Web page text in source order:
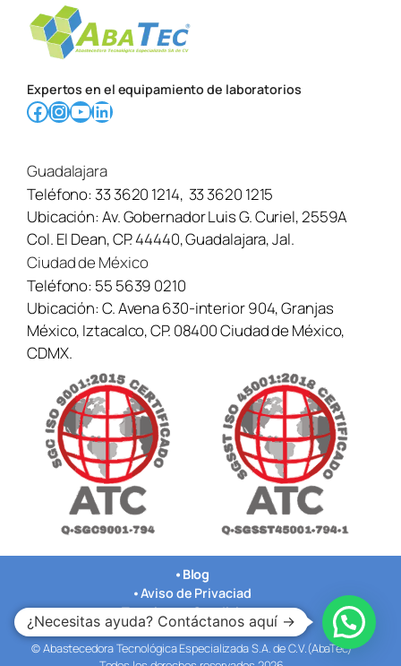
Expertos en el equipamiento de laboratorios
Facebook InstagramYouTube LinkedIn
Guadalajara
Teléfono:33 3620 1214, 33 3620 1215
Ubicación:Av. Gobernador Luis G. Curiel, 2559A
Col. El Dean, CP. 44440, Guadalajara, Jal.
Ciudad de México
Teléfono: 55 5639 0210
Ubicación:C. Avena 630-interior 904, Granjas
México, Iztacalco, CP. 08400 Ciudad de México,
CDMX.
• Blog
•Aviso de Privaciad
•Terminos y Condiciones
•Nuestras Oficinas
© Abastecedora Tecnológica Especializada S.A. de C.V.(AbaTec)
¿Necesitas ayuda? Contáctanos aquí →